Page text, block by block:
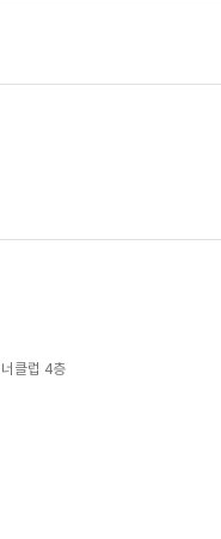
클럽 4층